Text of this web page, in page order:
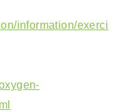
information/exerci